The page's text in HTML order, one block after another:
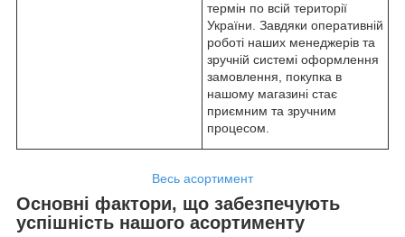
термін по всій території
України. Завдяки оперативній
роботі наших менеджерів та
зручній системі оформлення
замовлення, покупка в
нашому магазині стає
приємним та зручним
процесом.
Весь асортимент
Основні фактори, що забезпечують
успішність нашого асортименту